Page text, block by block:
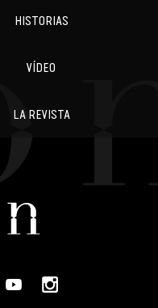
HISTORIAS
VÍDEO
LA REVISTA